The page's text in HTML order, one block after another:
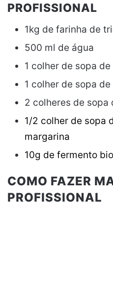
PROFISSIONAL
1kg de farinha de
500 ml de água
1 colher de sopa
1 colher de sopa de
2 colheres de sopa
1/2 colher de sopa
margarina
10g de fermento
COMO FAZER
PROFISSIONAL